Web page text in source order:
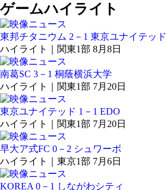
ゲームハイライト
東邦チタニウム 2－1 東京ユナイテッド
ハイライト｜関東1部 8月8日
南葛SC 3－1 桐蔭横浜大学
ハイライト｜関東1部 7月20日
東京ユナイテッド 1－1 EDO
ハイライト｜関東1部 7月20日
早大ア式FC 0－2 シュワーボ
ハイライト｜東京1部 7月6日
KOREA 0－1 しながわシティ